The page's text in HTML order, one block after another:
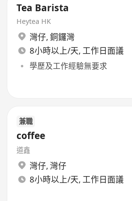
Tea Barista
Heytea HK
灣仔, 銅鑼灣
8小時以上/天, 工作日面議
學歷及工作經驗無要求
兼職
coffee
道鑫
灣仔, 灣仔
8小時以上/天, 工作日面議